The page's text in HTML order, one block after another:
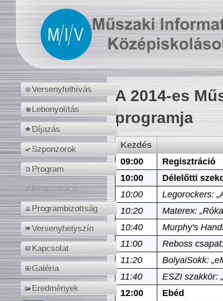
Versenyfelhívás
Lebonyolítás
Díjazás
Szponzorok
Program
Regisztráció
Programbizottság
Versenyhelyszín
Kapcsolat
Galéria
Eredmények
A 2014-es
programja
Kezdés
09:00
Regisztráció
10:00
Délelőtti
10:00
Legorockers:
10:20
Materex:
10:40
Murphy's
11:00
Reboss
11:20
BolyaiSokk:
11:40
ESZI szakkör:
12:00
Ebéd